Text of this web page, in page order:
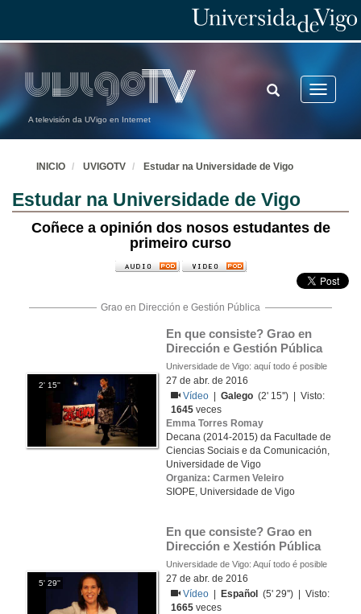
A televisión da UVigo en Internet
Toggle
TOGGLE
SEARCH
INICIO UVIGOTV Estudar na Universidade de Vigo
Estudar na Universidade de Vigo
Coñece a opinión dos nosos estudantes de
primeiro curso
Grao en Dirección e Gestión Pública
2' 15''
En que consiste? Grao en
Dirección e Gestión Pública
Universidade de Vigo: aquí todo é posible
27 de abr. de 2016
Vídeo
|Galego (2' 15'') | Visto:
1645 veces
Emma Torres Romay
Decana (2014-2015) da Facultade de
Ciencias Sociais e da Comunicación,
Universidade de Vigo
Organiza: Carmen Veleiro
SIOPE, Universidade de Vigo
5' 29''
En que consiste? Grao en
Dirección e Xestión Pública
Universidade de Vigo: Aquí todo é posible
27 de abr. de 2016
Vídeo
Español
(5' 29'') | Visto:
1665 veces